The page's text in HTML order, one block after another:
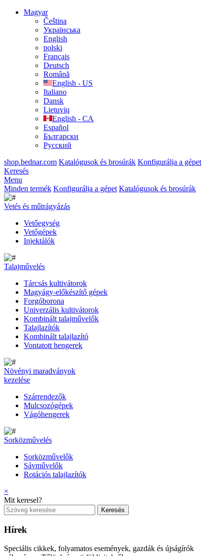
Magyar
Čeština
Українська
English
polski
Français
Deutsch
Română
English - US
Italiano
Dansk
Lietuvių
English - CA
Español
Български
Русский
shop.bednar.com Katalógusok és brosúrák Konfigurálja a gépet
Keresés
Menu
Minden termék Konfigurálja a gépet Katalógusok és brosúrák
Vetés és műtrágyázás
Vetőegység
Vetőgépek
Injektálók
Talajművelés
Tárcsás kultivátorok
Magyágy-előkészítő gépek
Forgóborona
Univerzális kultivátorok
Kombinált talajművelők
Talajlazítók
Kombinált talajlazító
Vontatott hengerek
Növényi maradványok
kezelése
Szárrendezők
Mulcsozógépek
Vágóhengerek
Sorközművelés
Sorközművelők
Sávművelők
Rotációs talajlazítók
×
Mit keresel?
Hírek
Speciális cikkek, folyamatos események, gazdák és újságírók